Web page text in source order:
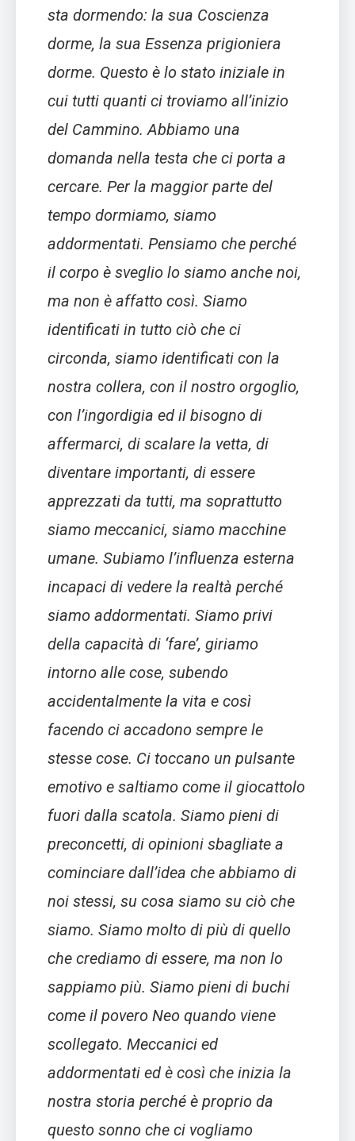
sta dormendo: la sua Coscienza
dorme, la sua Essenza prigioniera
dorme. Questo è lo stato iniziale in
cui tutti quanti ci troviamo all’inizio
del Cammino. Abbiamo una
domanda nella testa che ci porta a
cercare. Per la maggior parte del
tempo dormiamo, siamo
addormentati. Pensiamo che perché
il corpo è sveglio lo siamo anche noi,
ma non è affatto così. Siamo
identificati in tutto ciò che ci
circonda, siamo identificati con la
nostra collera, con il nostro orgoglio,
con l’ingordigia ed il bisogno di
affermarci, di scalare la vetta, di
diventare importanti, di essere
apprezzati da tutti, ma soprattutto
siamo meccanici, siamo macchine
umane. Subiamo l’influenza esterna
incapaci di vedere la realtà perché
siamo addormentati. Siamo privi
della capacità di ‘fare’, giriamo
intorno alle cose, subendo
accidentalmente la vita e così
facendo ci accadono sempre le
stesse cose. Ci toccano un pulsante
emotivo e saltiamo come il giocattolo
fuori dalla scatola. Siamo pieni di
preconcetti, di opinioni sbagliate a
cominciare dall’idea che abbiamo di
noi stessi, su cosa siamo su ciò che
siamo. Siamo molto di più di quello
che crediamo di essere, ma non lo
sappiamo più. Siamo pieni di buchi
come il povero Neo quando viene
scollegato. Meccanici ed
addormentati ed è così che inizia la
nostra storia perché è proprio da
questo sonno che ci vogliamo